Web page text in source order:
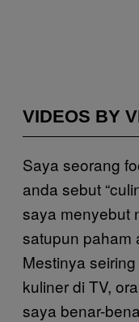
VIDEOS BY
Saya seorang
anda sebut
saya menyebut
satupun paham
Mestinya
kuliner di TV,
saya benar-